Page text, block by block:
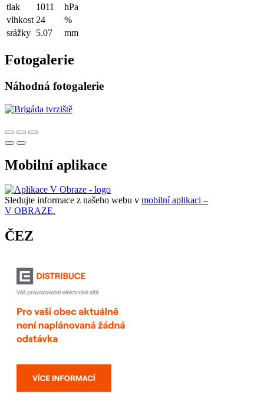
tlak
1011
hPa
vlhkost 24
%
srážky 5.07 mm
Fotogalerie
Náhodná fotogalerie
Mobilní aplikace
Sledujte informace z našeho webu v mobilní aplikaci –
V OBRAZE.
ČEZ